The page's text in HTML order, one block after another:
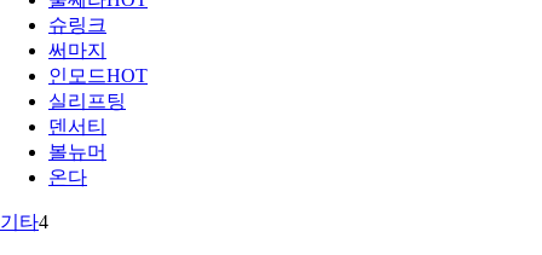
슈링크
써마지
인모드HOT
실리프팅
덴서티
볼뉴머
온다
기타4